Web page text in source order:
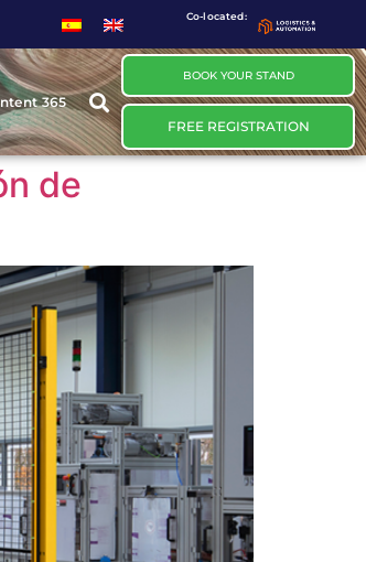
Co-located:
365
BOOK YOUR STAND
FREE REGISTRATION
de